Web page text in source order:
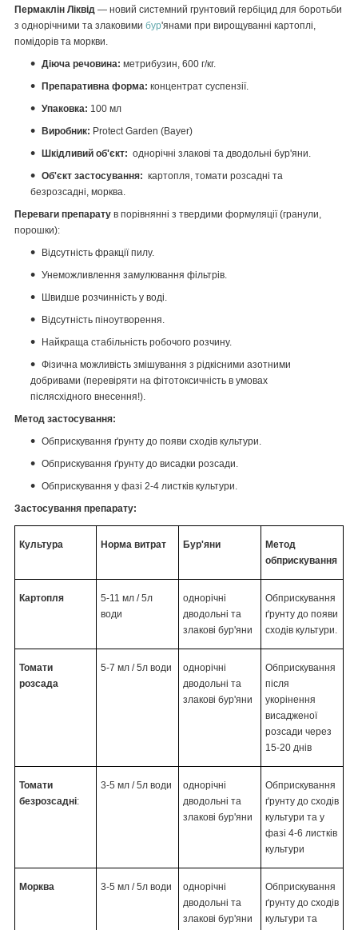
Пермаклін Ліквід — новий системний грунтовий гербіцид для боротьби
з однорічними та злаковими бур'янами при вирощуванні картоплі,
помідорів та моркви.
Діюча речовина: метрибузин, 600 г/кг.
Препаративна форма: концентрат суспензії.
Упаковка: 100 мл
Виробник: Protect Garden (Bayer)
Шкідливий об'єкт: однорічні злакові та дводольні бур'яни.
Об'єкт застосування: картопля, томати розсадні та
безрозсадні, морква.
Переваги препарату в порівнянні з твердими формуляції (гранули,
порошки):
Відсутність фракції пилу.
Унеможливлення замулювання фільтрів.
Швидше розчинність у воді.
Відсутність піноутворення.
Найкраща стабільність робочого розчину.
Фізична можливість змішування з рідкісними азотними
добривами (перевіряти на фітотоксичність в умовах
післясхідного внесення!).
Метод застосування:
Обприскування ґрунту до появи сходів культури.
Обприскування ґрунту до висадки розсади.
Обприскування у фазі 2-4 листків культури.
Застосування препарату:
Культура Норма витрат Бур'яни
Метод
обприскування
Картопля
5-11 мл / 5л
води
однорічні
дводольні та
злакові бур'яни
Обприскування
ґрунту до появи
сходів культури.
Томати
розсада
5-7 мл / 5л води
однорічні
дводольні та
злакові бур'яни
Обприскування
після
укорінення
висадженої
розсади через
15-20 днів
Томати
безрозсадні:
3-5 мл / 5л води
однорічні
дводольні та
злакові бур'яни
Обприскування
ґрунту до сходів
культури та у
фазі 4-6 листків
культури
Морква 3-5 мл / 5л води
однорічні
дводольні та
злакові бур'яни
Обприскування
ґрунту до сходів
культури та